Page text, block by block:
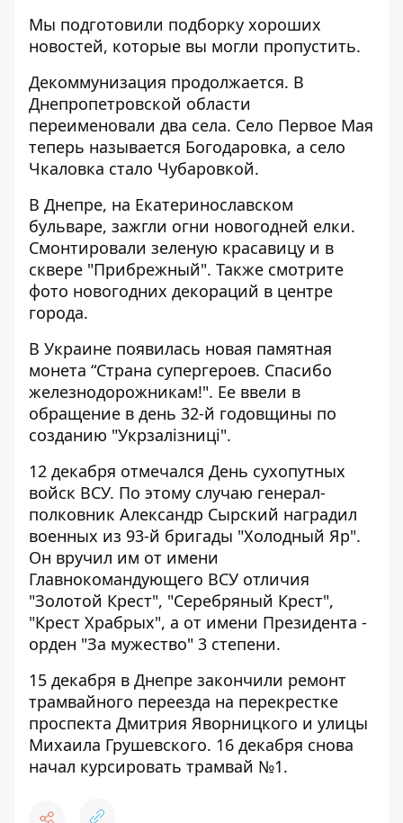
Мы подготовили подборку хороших
новостей, которые вы могли пропустить.
Декоммунизация продолжается. В
Днепропетровской области
переименовали два села. Село Первое Мая
теперь называется Богодаровка, а село
Чкаловка стало Чубаровкой.
В Днепре, на Екатеринославском
бульваре, зажгли огни новогодней елки.
Смонтировали зеленую красавицу и в
сквере "Прибрежный". Также смотрите
фото новогодних декораций в центре
города.
В Украине появилась новая памятная
монета “Страна супергероев. Спасибо
железнодорожникам!". Ее ввели в
обращение в день 32-й годовщины по
созданию "Укрзалізниці".
12 декабря отмечался День сухопутных
войск ВСУ. По этому случаю генерал-
полковник Александр Сырский наградил
военных из 93-й бригады "Холодный Яр".
Он вручил им от имени
Главнокомандующего ВСУ отличия
"Золотой Крест", "Серебряный Крест",
"Крест Храбрых", а от имени Президента -
орден "За мужество" 3 степени.
15 декабря в Днепре закончили ремонт
трамвайного переезда на перекрестке
проспекта Дмитрия Яворницкого и улицы
Михаила Грушевского. 16 декабря снова
начал курсировать трамвай №1.